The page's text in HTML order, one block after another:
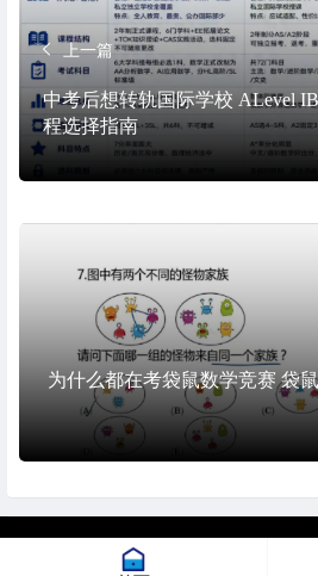
上一篇
中考后想转轨国际学校 ALevel
程选择指南
为什么都在考袋鼠数学竞赛 袋
© 2026. All Rights Reserved.
沪